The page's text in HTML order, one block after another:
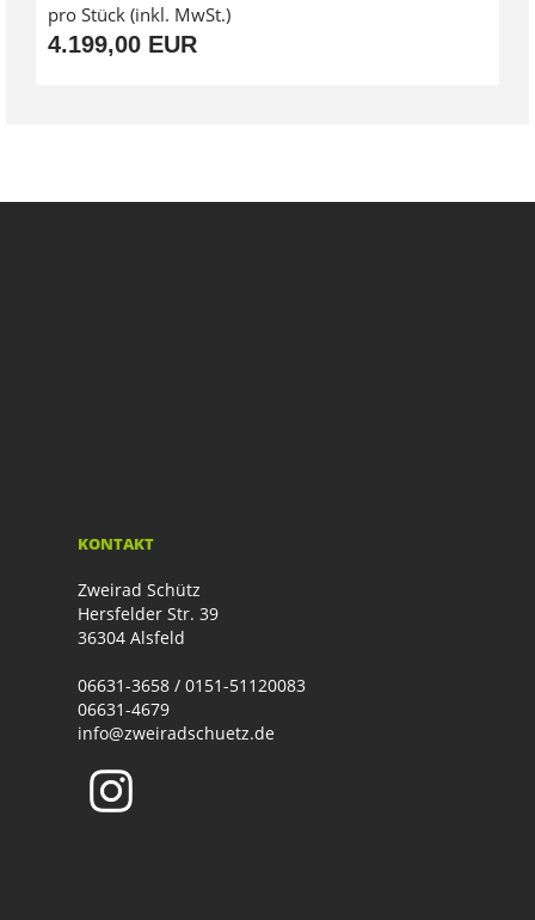
pro Stück (inkl. MwSt.)
4.199,00 EUR
KONTAKT
Zweirad Schütz
Hersfelder Str. 39
36304 Alsfeld
06631-3658 / 0151-51120083
06631-4679
info@zweiradschuetz.de